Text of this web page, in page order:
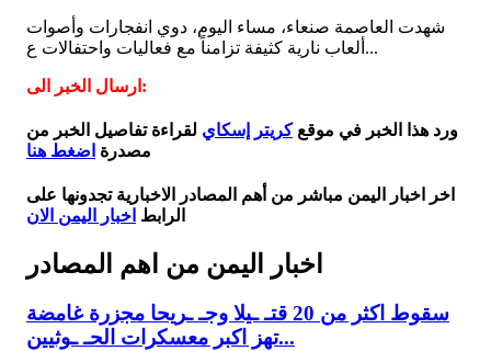
شهدت العاصمة صنعاء، مساء اليوم، دوي انفجارات وأصوات
ألعاب نارية كثيفة تزامناً مع فعاليات واحتفالات ع...
ارسال الخبر الى:
ورد هذا الخبر في موقعكريتر إسكاي لقراءة تفاصيل الخبر من
مصدرة اضغط هنا
اخر اخبار اليمن مباشر من أهم المصادر الاخبارية تجدونها على
الرابط اخبار اليمن الان
اخبار اليمن من اهم المصادر
سقوط اكثر من 20 قتـ ـيلا وجـ ـريحا مجزرة غامضة
تهز اكبر معسكرات الحـ ـوثيين...